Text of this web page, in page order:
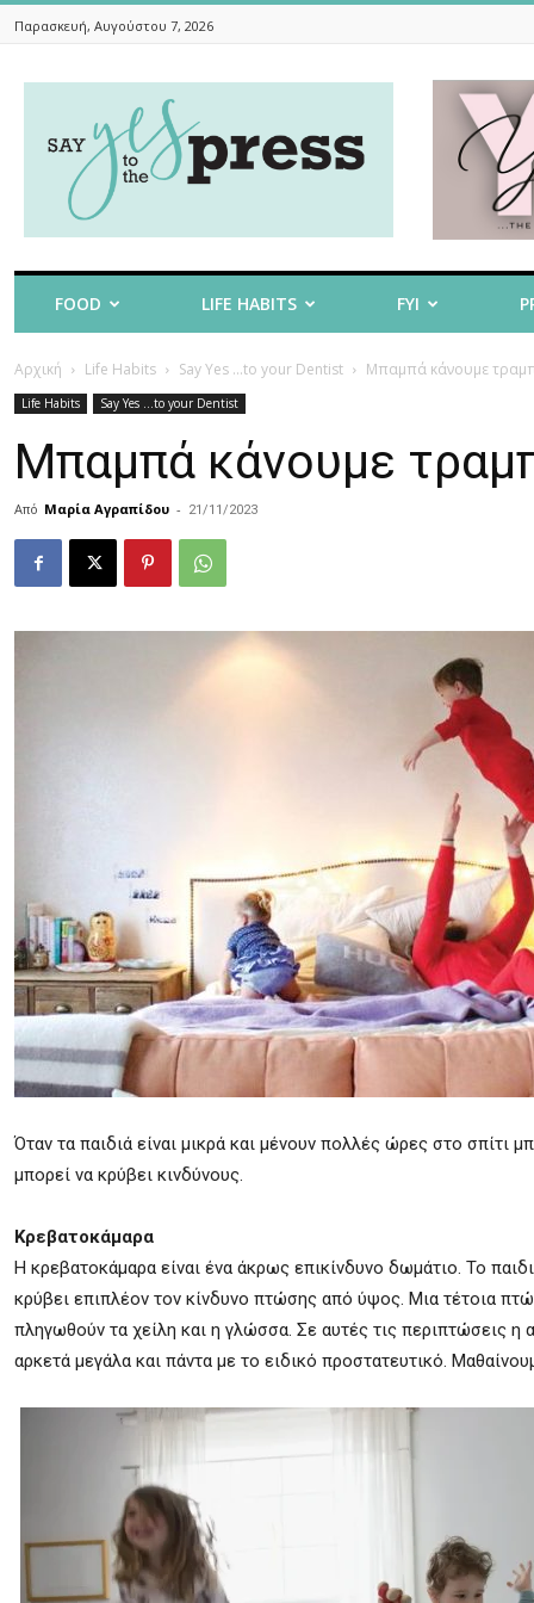
Παρασκευή, Αυγούστου 7, 2026
To
The
FOOD LIFE HABITS FYI
Αρχική Life Habits Say Yes ...to your Dentist Mπαμπά κάνουμε
Life Habits Say Yes ...to your Dentist
Mπαμπά κάνουμε
Από Μαρία Αγραπίδου - 21/11/2023
Όταν τα παιδιά είναι μικρά και μένουν πολλές ώρες στο σπίτι
μπορεί να κρύβει κινδύνους.
Κρεβατοκάμαρα
Η κρεβατοκάμαρα είναι ένα άκρως επικίνδυνο δωμάτιο. Το
κρύβει επιπλέον τον κίνδυνο πτώσης από ύψος. Μια τέτοια
πληγωθούν τα χείλη και η γλώσσα. Σε αυτές τις περιπτώσεις η
αρκετά μεγάλα και πάντα με το ειδικό προστατευτικό.